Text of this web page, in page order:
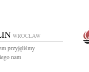
WROCŁAW
przyjęliśmy
nam